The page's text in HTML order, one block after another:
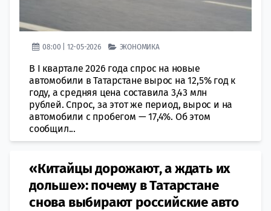
08:00 | 12-05-2026 ЭКОНОМИКА
В I квартале 2026 года спрос на новые
автомобили в Татарстане вырос на 12,5% год к
году, а средняя цена составила 3,43 млн
рублей. Спрос, за этот же период, вырос и на
автомобили с пробегом — 17,4%. Об этом
сообщил...
«Китайцы дорожают, а ждать их
дольше»: почему в Татарстане
снова выбирают российские авто